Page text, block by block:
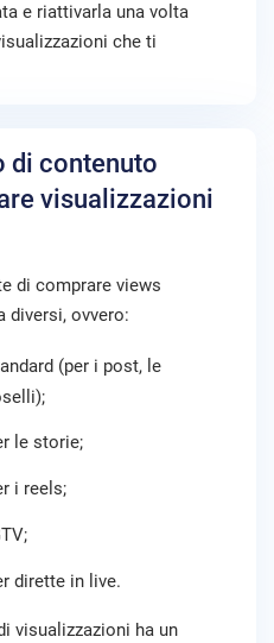
e riattivarla una volta
che ti
di contenuto
visualizzazioni
di comprare views
diversi, ovvero:
(per i post, le
le storie;
i reels;
dirette in live.
visualizzazioni ha un